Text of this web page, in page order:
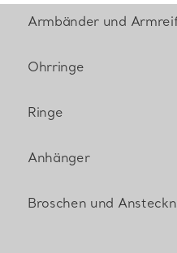
Eheringe für Herren
Terminmit einem
Armbänder und
Ohrringe
Ringe
Anhänger
Broschen und